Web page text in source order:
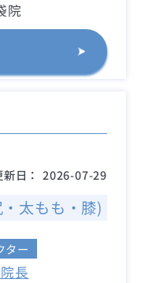
院
新日： 2026-07-29
太もも・膝)
ター
長